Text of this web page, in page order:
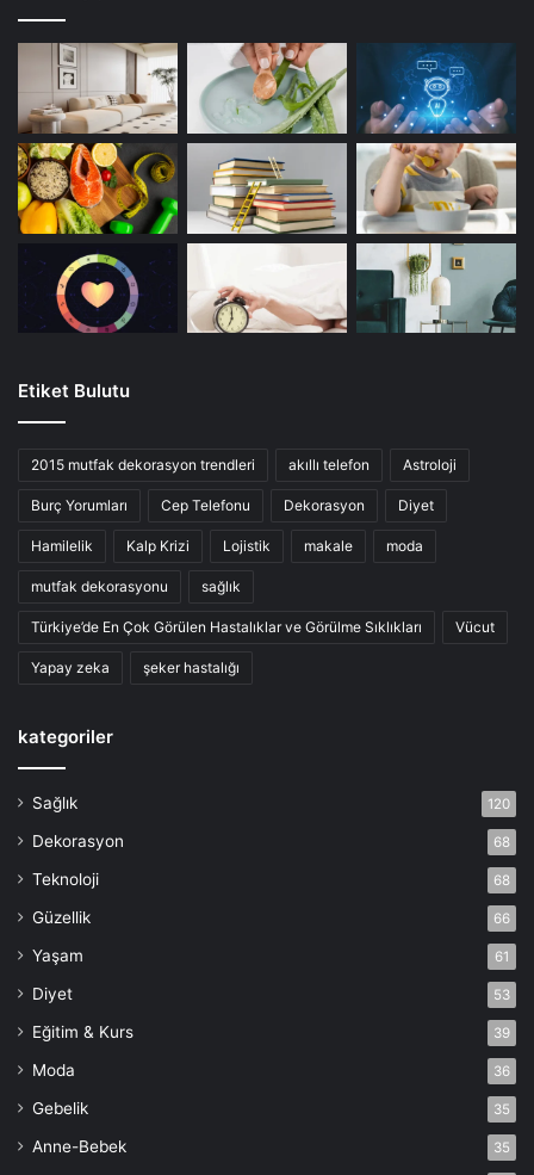
Etiket Bulutu
2015 mutfak dekorasyon trendleri akıllı telefon Astroloji
Burç Yorumları Cep Telefonu Dekorasyon Diyet
Hamilelik Kalp Krizi Lojistik makale moda
mutfak dekorasyonu sağlık
Türkiye’de En Çok Görülen Hastalıklar ve Görülme Sıklıkları Vücut
Yapay zeka şeker hastalığı
kategoriler
Sağlık 120
Dekorasyon 68
Teknoloji 68
Güzellik 66
Yaşam 61
Diyet 53
Eğitim & Kurs 39
Moda 36
Gebelik 35
Anne-Bebek 35